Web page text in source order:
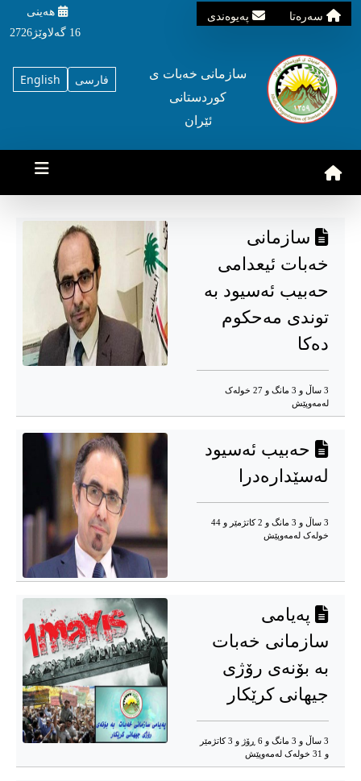
سه‌ره‌تا په‌یوه‌ندی
هه‌ینی
16 گه‌لاوێژ2726
English فارسی
سازمانی خه‌بات ی
کوردستانی
ئێران
سازمانی
خەبات ئیعدامی
حەبیب ئەسیود بە
توندی مەحکوم
دەکا
3 ساڵ و 3 مانگ و 27 خوله‌ک
له‌مه‌وپێش‌
حەبیب ئەسیود
لەسێدارەدرا
3 ساڵ و 3 مانگ و 2 کاتژمێر و 44
خوله‌ک له‌مه‌وپێش‌
پەیامی
سازمانی خەبات
بە بۆنەی رۆژی
جیهانی کرێکار
3 ساڵ و 3 مانگ و 6 ڕۆژ و 3 کاتژمێر
و 31 خوله‌ک له‌مه‌وپێش‌